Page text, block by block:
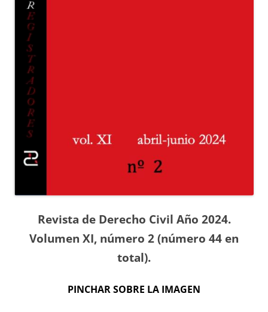
Revista de Derecho Civil Año 2024.
Volumen XI, número 2 (número 44 en
total).
PINCHAR SOBRE LA IMAGEN